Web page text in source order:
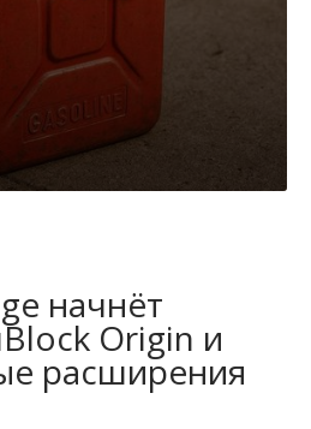
начнёт
Origin и
расширения